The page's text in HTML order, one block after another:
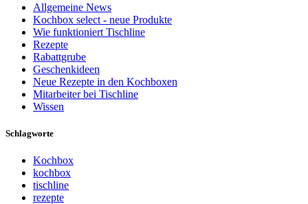
Allgemeine News
Kochbox select - neue Produkte
Wie funktioniert Tischline
Rezepte
Rabattgrube
Geschenkideen
Neue Rezepte in den Kochboxen
Mitarbeiter bei Tischline
Wissen
Schlagworte
Kochbox
kochbox
tischline
rezepte